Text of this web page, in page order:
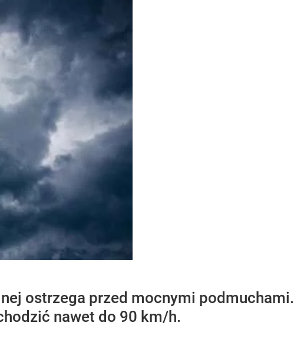
ostrzega przed mocnymi podmuchami.
nawet do 90 km/h.